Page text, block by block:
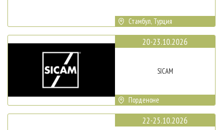
Стамбул, Турция
20-23.10.2026
SICAM
Порденоне
22-25.10.2026